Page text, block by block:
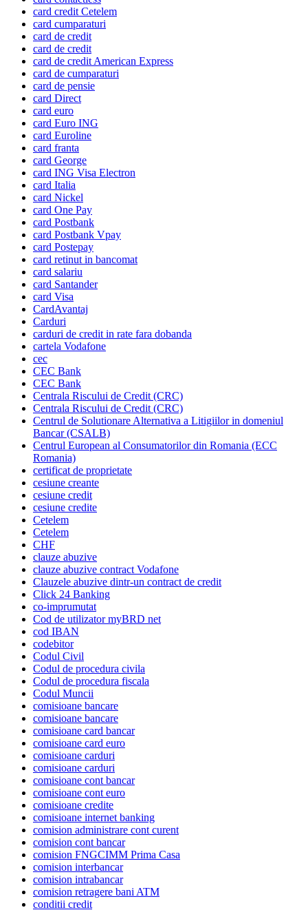
card credit Cetelem
card cumparaturi
card de credit
card de credit
card de credit American Express
card de cumparaturi
card de pensie
card Direct
card euro
card Euro ING
card Euroline
card franta
card George
card ING Visa Electron
card Italia
card Nickel
card One Pay
card Postbank
card Postbank Vpay
card Postepay
card retinut in bancomat
card salariu
card Santander
card Visa
CardAvantaj
Carduri
carduri de credit in rate fara dobanda
cartela Vodafone
cec
CEC Bank
CEC Bank
Centrala Riscului de Credit (CRC)
Centrala Riscului de Credit (CRC)
Centrul de Solutionare Alternativa a Litigiilor in domeniul
Bancar (CSALB)
Centrul European al Consumatorilor din Romania (ECC
Romania)
certificat de proprietate
cesiune creante
cesiune credit
cesiune credite
Cetelem
Cetelem
CHF
clauze abuzive
clauze abuzive contract Vodafone
Clauzele abuzive dintr-un contract de credit
Click 24 Banking
co-imprumutat
Cod de utilizator myBRD net
cod IBAN
codebitor
Codul Civil
Codul de procedura civila
Codul de procedura fiscala
Codul Muncii
comisioane bancare
comisioane bancare
comisioane card bancar
comisioane card euro
comisioane carduri
comisioane carduri
comisioane cont bancar
comisioane cont euro
comisioane credite
comisioane internet banking
comision administrare cont curent
comision cont bancar
comision FNGCIMM Prima Casa
comision interbancar
comision intrabancar
comision retragere bani ATM
conditii credit